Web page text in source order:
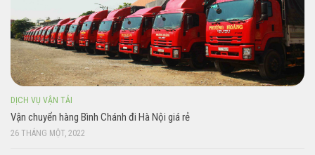
DỊCH VỤ VẬN TẢI
Vận chuyển hàng Bình Chánh đi Hà Nội giá rẻ
26 THÁNG MỘT, 2022